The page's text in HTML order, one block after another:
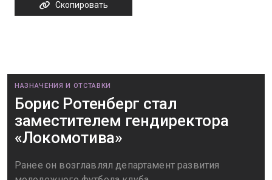
Скопировать
НАЗНАЧЕНИЯ И ОТСТАВКИ
Борис Ротенберг стал
заместителем гендиректора
«Локомотива»
Ранее он возглавлял департамент развития